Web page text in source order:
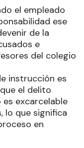
el empleado
ese
de la
e
del colegio
instrucción es
el delito
excarcelable
lo que significa
en